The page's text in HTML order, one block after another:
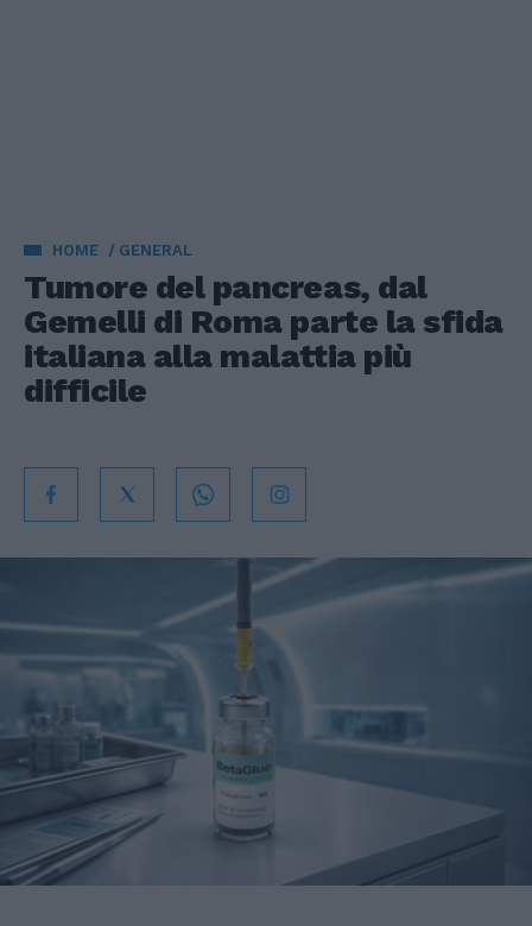
HOME GENERAL
Tumore del pancreas, dal
Gemelli di Roma parte la sfida
italiana alla malattia più
difficile